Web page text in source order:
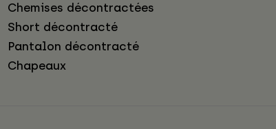
Chemises décontractées
Short décontracté
Pantalon décontracté
Chapeaux